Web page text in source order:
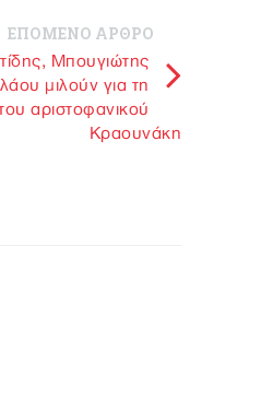
ΕΠΟΜΕΝΟ ΑΡΘΡΟ
Μπουγιώτης
μιλούν για τη
αριστοφανικού
Κραουνάκη